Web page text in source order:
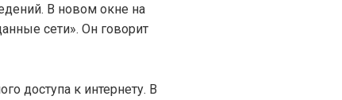
В новом окне на
сети». Он говорит
доступа к интернету. В